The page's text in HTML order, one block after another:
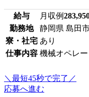
給与 月収例
勤務地
静岡県 島田
寮・社宅 あり
仕事内容 機械オペレ
＼最短45秒で完了／
応募へ進む